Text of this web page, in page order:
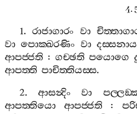
4.
1.රාජාගාරං වා
වා පොක‍්ඛරණිං වා දස‍්සනාය
ආපජ‍්ජති :ගච‍්ඡති පයොගෙ
ආපත‍්ති පාචිත‍්තියස‍්ස.
2.ආසන්‍දිං වා
ආපත‍්තියො
ආපජ‍්ජති :